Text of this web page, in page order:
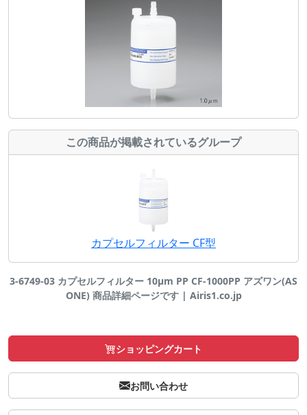
この商品が掲載されているグループ
カプセルフィルター CF型
3-6749-03 カプセルフィルター 10μm PP CF-1000PP アズワン(AS
ONE) 商品詳細ページです | Airis1.co.jp
ショッピングカート
お問い合わせ